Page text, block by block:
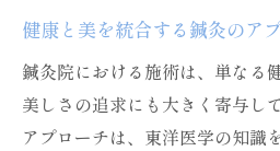
健康と美を統合する鍼灸のア
鍼灸院における施術は、単なる
美しさの追求にも大きく寄与し
アプローチは、東洋医学の知識